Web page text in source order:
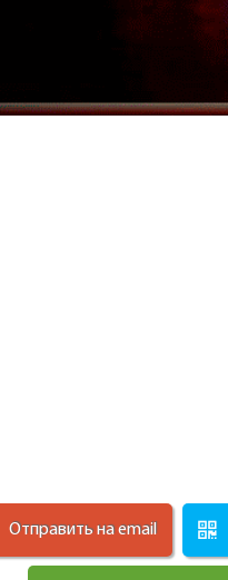
Отправить на email